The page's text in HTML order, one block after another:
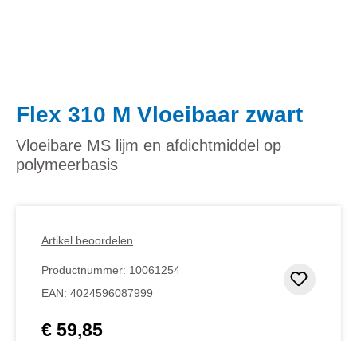
Flex 310 M Vloeibaar zwart
Vloeibare MS lijm en afdichtmiddel op
polymeerbasis
Artikel beoordelen
Productnummer: 10061254
EAN: 4024596087999
Normale prijs:
€ 59,85